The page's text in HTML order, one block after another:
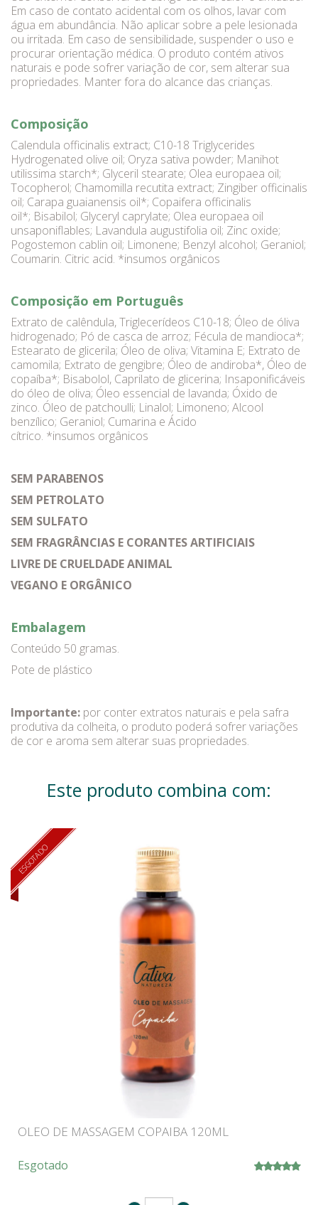
Em caso de contato acidental com os olhos, lavar com
água em abundância. Não aplicar sobre a pele lesionada
ou irritada. Em caso de sensibilidade, suspender o uso e
procurar orientação médica. O produto contém ativos
naturais e pode sofrer variação de cor, sem alterar sua
propriedades. Manter fora do alcance das crianças.
Composição
Calendula officinalis extract; C10-18 Triglycerides
Hydrogenated olive oil; Oryza sativa powder; Manihot
utilissima starch*; Glyceril stearate; Olea europaea oil;
Tocopherol; Chamomilla recutita extract; Zingiber officinalis
oil; Carapa guaianensis oil*; Copaifera officinalis
oil*; Bisabilol; Glyceryl caprylate; Olea europaea oil
unsaponiflables; Lavandula augustifolia oil; Zinc oxide;
Pogostemon cablin oil; Limonene; Benzyl alcohol; Geraniol;
Coumarin. Citric acid. *insumos orgânicos
Composição em Português
Extrato de calêndula, Triglecerídeos C10-18; Óleo de óliva
hidrogenado; Pó de casca de arroz; Fécula de mandioca*;
Estearato de glicerila; Óleo de oliva; Vitamina E; Extrato de
camomila; Extrato de gengibre; Óleo de andiroba*, Óleo de
copaíba*; Bisabolol, Caprilato de glicerina; Insaponificáveis
do óleo de oliva; Óleo essencial de lavanda; Óxido de
zinco. Óleo de patchoulli; Linalol; Limoneno; Alcool
benzílico; Geraniol; Cumarina e Ácido
cítrico. *insumos orgânicos
SEM PARABENOS
SEM PETROLATO
SEM SULFATO
SEM FRAGRÂNCIAS E CORANTES ARTIFICIAIS
LIVRE DE CRUELDADE ANIMAL
VEGANO E ORGÂNICO
Embalagem
Conteúdo 50 gramas.
Pote de plástico
Importante: por conter extratos naturais e pela safra
produtiva da colheita, o produto poderá sofrer variações
de cor e aroma sem alterar suas propriedades.
Este produto combina com:
ESGOTADO
OLEO DE MASSAGEM COPAIBA 120ML
Esgotado